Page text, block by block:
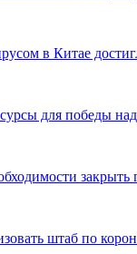
в Китае
для победы
штаб по